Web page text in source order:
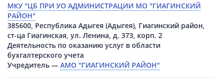
МКУ "ЦБ ПРИ УО АДМИНИСТРАЦИИ МО "ГИАГИНСКИЙ
РАЙОН"
385600, Республика Адыгея (Адыгея), Гиагинский район,
ст-ца Гиагинская, ул. Ленина, д. 373, корп. 2
Деятельность по оказанию услуг в области
бухгалтерского учета
Учредитель — АМО "ГИАГИНСКИЙ РАЙОН"